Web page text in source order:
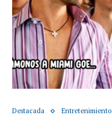
Destacada Entretenimiento